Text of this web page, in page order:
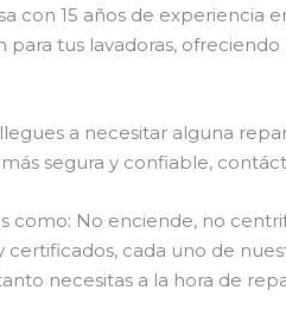
con 15 años de experiencia
tus lavadoras,
a necesitar alguna
segura y confiable,
No enciende, no
cada uno de
necesitas a la hora de